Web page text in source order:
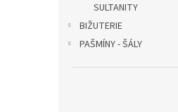
SULTANITY
BIŽUTERIE
PAŠMÍNY - ŠÁLY